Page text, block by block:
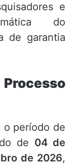
e
do
de garantia
o período de
de 04 de
de 2026,